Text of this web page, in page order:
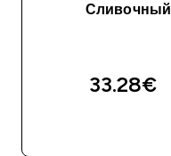
Сливочный
33.28€‎